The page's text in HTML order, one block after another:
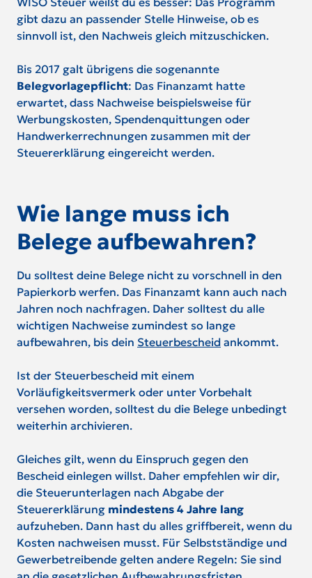
gibt dazu an passender Stelle Hinweise, ob es
sinnvoll ist, den Nachweis gleich mitzuschicken.
Bis 2017 galt übrigens die sogenannte
Belegvorlagepflicht: Das Finanzamt hatte
erwartet, dass Nachweise beispielsweise für
Werbungskosten, Spendenquittungen oder
Handwerkerrechnungen zusammen mit der
Steuererklärung eingereicht werden.
Wie lange muss ich
Belege aufbewahren?
Du solltest deine Belege nicht zu vorschnell in den
Papierkorb werfen. Das Finanzamt kann auch nach
Jahren noch nachfragen. Daher solltest du alle
wichtigen Nachweise zumindest so lange
aufbewahren, bis dein Steuerbescheid ankommt.
Ist der Steuerbescheid mit einem
Vorläufigkeitsvermerk oder unter Vorbehalt
versehen worden, solltest du die Belege unbedingt
weiterhin archivieren.
Gleiches gilt, wenn du Einspruch gegen den
Bescheid einlegen willst. Daher empfehlen wir dir,
die Steuerunterlagen nach Abgabe der
Steuererklärung mindestens 4 Jahre lang
aufzuheben. Dann hast du alles griffbereit, wenn du
Kosten nachweisen musst. Für Selbstständige und
Gewerbetreibende gelten andere Regeln: Sie sind